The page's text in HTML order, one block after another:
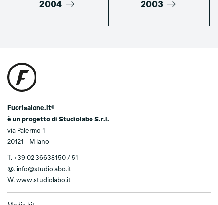
2004 2003
Fuorisalone.it®
è un progetto di Studiolabo S.r.l.
via Palermo 1
20121 - Milano
T. +39 02 36638150 / 51
@. info@studiolabo.it
W. www.studiolabo.it